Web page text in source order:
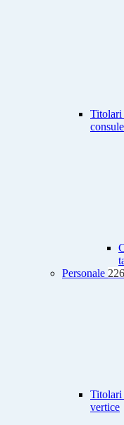
Titolari
Personale 226
Titolari
vertice